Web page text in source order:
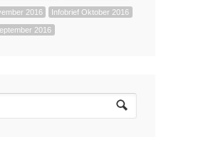
2016 Infobrief Oktober 2016
2016